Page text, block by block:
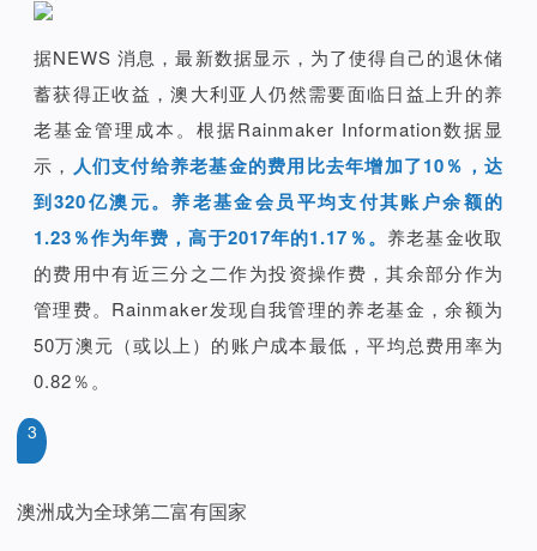
据NEWS 消息，最新数据显示，为了使得自己的退休储
蓄获得正收益，澳大利亚人仍然需要面临日益上升的养
老基金管理成本。根据Rainmaker Information数据显
示， 人们支付给养老基金的费用比去年增加了10％，达
到320亿澳元。养老基金会员平均支付其账户余额的
1.23％作为年费，高于2017年的1.17％。 养老基金收取
的费用中有近三分之二作为投资操作费，其余部分作为
管理费。Rainmaker发现自我管理的养老基金，余额为
50万澳元（或以上）的账户成本最低，平均总费用率为
0.82％。
3
澳洲成为全球第二富有国家